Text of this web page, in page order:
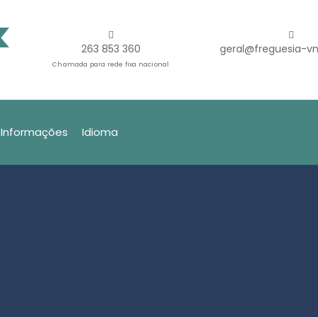
263 853 360
Chamada para rede fixa nacional
geral@freguesia-
Informações Idioma